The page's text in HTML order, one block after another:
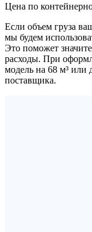
Цена по
Если объем груза
мы будем
Это поможет
расходы. При
модель на 68 м³ или
поставщика.